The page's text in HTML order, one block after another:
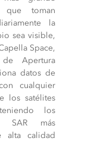
que toman
la
sea visible,
Space,
Apertura
datos de
cualquier
los satélites
los
SAR más
alta calidad